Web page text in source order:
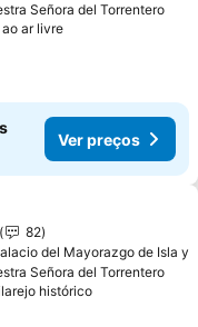
Señora del Torrentero
ar livre
Ver preços
aos favoritos
82
del Mayorazgo de Isla y
Señora del Torrentero
histórico